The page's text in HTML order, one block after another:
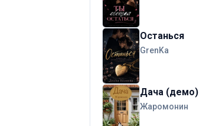
Останься
GrenKa
Дача (демо)
Жаромонин